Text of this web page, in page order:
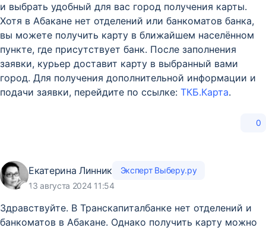
и выбрать удобный для вас город получения карты.
Хотя в Абакане нет отделений или банкоматов банка,
вы можете получить карту в ближайшем населённом
пункте, где присутствует банк. После заполнения
заявки, курьер доставит карту в выбранный вами
город. Для получения дополнительной информации и
подачи заявки, перейдите по ссылке: ТКБ.Карта.
0
Екатерина Линник
Эксперт Выберу.ру
13 августа 2024 11:54
Здравствуйте. В Транскапиталбанке нет отделений и
банкоматов в Абакане. Однако получить карту можно